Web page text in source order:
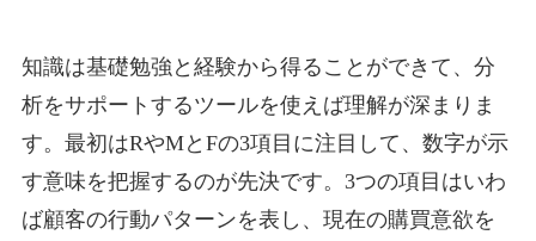
知識は基礎勉強と経験から得ることができて、分
析をサポートするツールを使えば理解が深まりま
す。最初はRやMとFの3項目に注目して、数字が示
す意味を把握するのが先決です。3つの項目はいわ
ば顧客の行動パターンを表し、現在の購買意欲を